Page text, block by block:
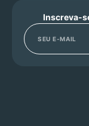
Inscreva-